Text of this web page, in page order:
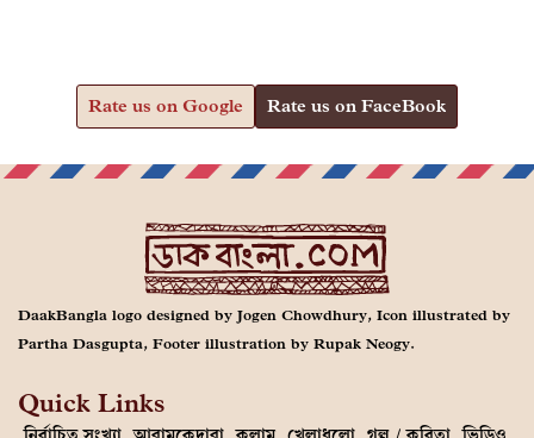
Rate us on Google Rate us on FaceBook
DaakBangla logo designed by Jogen Chowdhury, Icon illustrated by
Partha Dasgupta, Footer illustration by Rupak Neogy.
Quick Links